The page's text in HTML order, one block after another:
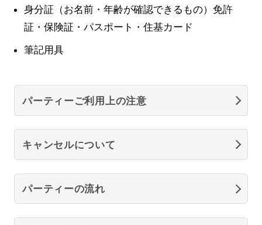
身分証（お名前・年齢が確認できるもの）免許
証・保険証・パスポート・住基カード
筆記用具
パーティーご利用上の注意
キャンセルについて
パーティーの流れ